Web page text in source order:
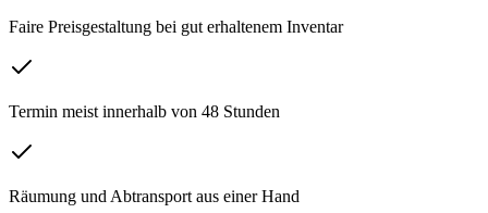
Faire Preisgestaltung bei gut erhaltenem Inventar
Termin meist innerhalb von 48 Stunden
Räumung und Abtransport aus einer Hand